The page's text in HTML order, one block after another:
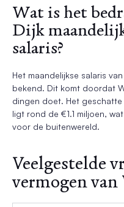
Wat is het
Dijk
salaris?
Het maandelijkse salaris
bekend. Dit komt doordat
dingen doet. Het geschatte
ligt rond de €1.1 miljoen,
voor de buitenwereld.
Veelgestelde
vermogen